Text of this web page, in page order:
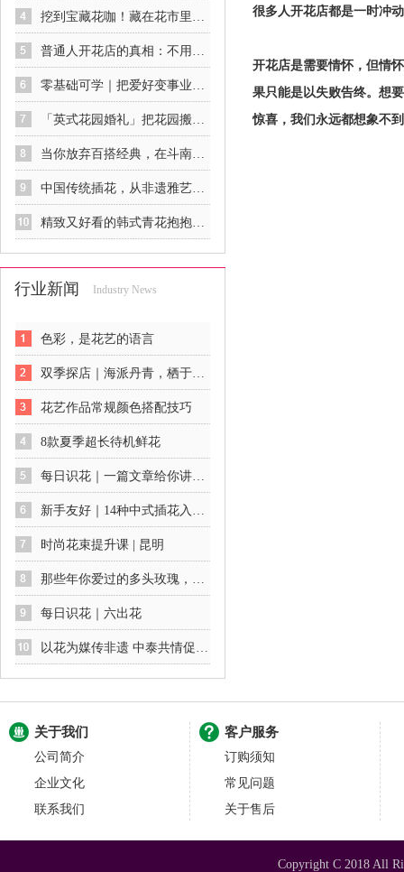
挖到宝藏花咖！藏在花市里的春日治愈秘境
普通人开花店的真相：不用砸钱、不用囤货，零基础也能稳稳入行
零基础可学｜把爱好变事业，花艺是最温柔的谋生方式
「英式花园婚礼」把花园搬进餐厅，像闯进一场下午茶后的秘密花园
当你放弃百搭经典，在斗南花市你可以获得……
中国传统插花，从非遗雅艺到商业新宠
精致又好看的韩式青花抱抱桶花礼
行业新闻 Industry News
色彩，是花艺的语言
双季探店｜海派丹青，栖于花间：一场不期而遇的艺术展
花艺作品常规颜色搭配技巧
8款夏季超长待机鲜花
每日识花｜一篇文章给你讲透绣球花及养护方法
新手友好｜14种中式插花入门公式
时尚花束提升课 | 昆明
那些年你爱过的多头玫瑰，你最爱哪一款
每日识花｜六出花
以花为媒传非遗 中泰共情促交流
很多人开花店都是一时冲
开花店是需要情怀，但情
果只能是以失败告终。想
惊喜，我们永远都想象不
关于我们
公司简介
企业文化
联系我们
客户服务
订购须知
常见问题
关于售后
Copyright C 2018 All